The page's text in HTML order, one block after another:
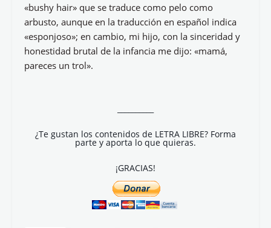
«bushy hair» que se traduce como pelo como
arbusto, aunque en la traducción en español indica
«esponjoso»; en cambio, mi hijo, con la sinceridad y
honestidad brutal de la infancia me dijo: «mamá,
pareces un trol».
¿Te gustan los contenidos de LETRA LIBRE? Forma
parte y aporta lo que quieras.
¡GRACIAS!